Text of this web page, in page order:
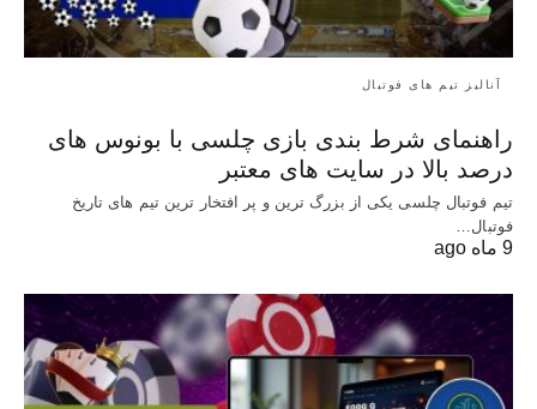
آنالیز تیم های فوتبال
راهنمای شرط بندی بازی چلسی با بونوس های
درصد بالا در سایت های معتبر
تیم فوتبال چلسی یکی از بزرگ ترین و پر افتخار ترین تیم های تاریخ
فوتبال…
9 ماه ago